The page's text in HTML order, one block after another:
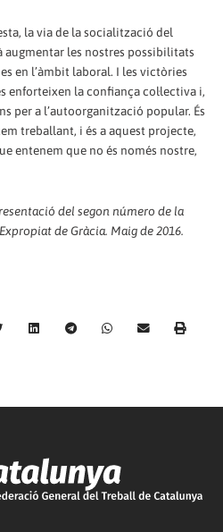
la via de la socialització del
les nostres possibilitats
en l’àmbit laboral. I les victòries
enforteixen la confiança col·lectiva i,
per a l’autoorganització popular. És
treballant, i és a aquest projecte,
entenem que no és només nostre,
del segon número de la
de Gràcia. Maig de 2016.